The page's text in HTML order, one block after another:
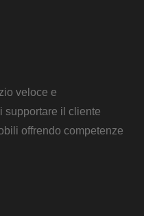
veloce e
supportare il cliente
offrendo competenze